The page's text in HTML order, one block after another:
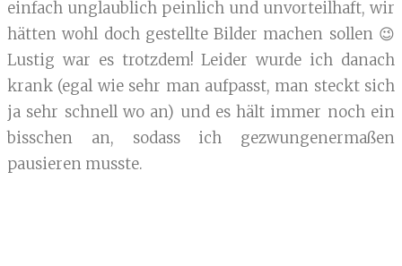
einfach unglaublich peinlich und unvorteilhaft, wir
hätten wohl doch gestellte Bilder machen sollen 😉
Lustig war es trotzdem! Leider wurde ich danach
krank (egal wie sehr man aufpasst, man steckt sich
ja sehr schnell wo an) und es hält immer noch ein
bisschen an, sodass ich gezwungenermaßen
pausieren musste.